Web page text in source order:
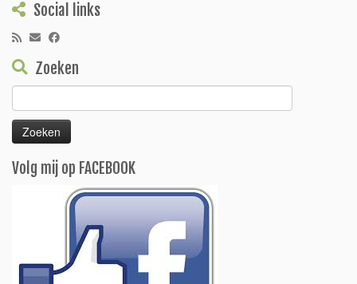
Social links
Zoeken
naar:
Volg mij op FACEBOOK